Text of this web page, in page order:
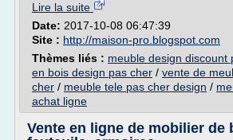
Lire la suite
Date: 2017-10-08 06:47:39
Site : http://maison-pro.blogspot.com
Thèmes liés : meuble design discount
en bois design pas cher / vente de
cher / meuble tele pas cher design /
achat ligne
Vente en ligne de mobilier de